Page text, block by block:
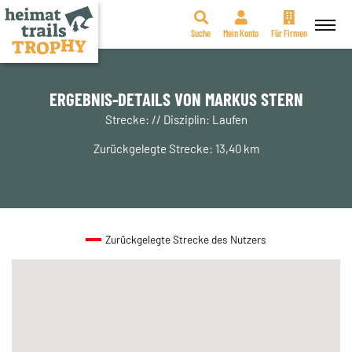
Zum
Suche Mein Konto Für Firmen
ERGEBNIS-DETAILS VON MARKUS STERN
Strecke: // Disziplin: Laufen
Zurückgelegte Strecke: 13,40 km
Zurückgelegte Strecke des Nutzers